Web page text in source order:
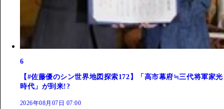
6
【#佐藤優のシン世界地図探索172】「高市幕府≒三代将軍家光
時代」が到来!?
2026年08月07日 07:00